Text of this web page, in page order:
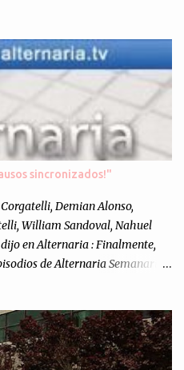
sincronizados!"
Demian Alonso,
William Sandoval, Nahuel
en Alternaria : Finalmente,
de Alternaria Semanario.
vista independiente e
que estemos todos juntos; y
la gente que alguna vez